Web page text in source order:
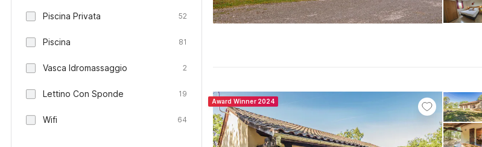
Piscina Privata 52
Piscina 81
Vasca Idromassaggio 2
Lettino Con Sponde 19
Wifi 64
Award Winner 2024